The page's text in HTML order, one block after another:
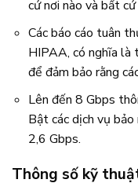
cứ nơi nào và bất
Các báo cáo tuân
HIPAA, có nghĩa là
để đảm bảo rằng
Lên đến 8 Gbps
Bật các dịch vụ
2,6 Gbps.
Thông số kỹ